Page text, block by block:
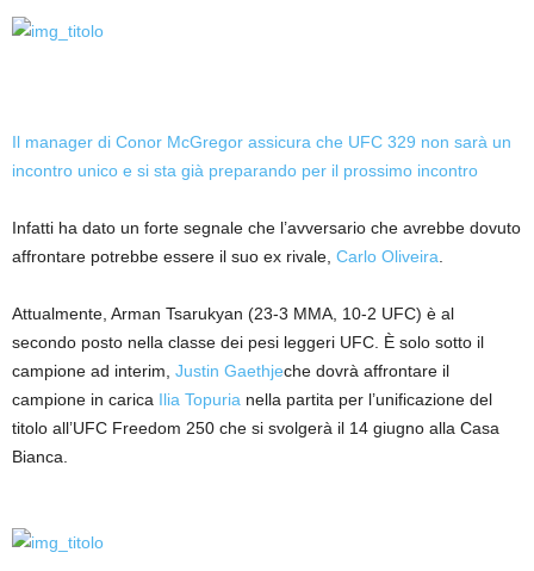
Il manager di Conor McGregor assicura che UFC 329 non sarà un
incontro unico e si sta già preparando per il prossimo incontro
Infatti ha dato un forte segnale che l’avversario che avrebbe dovuto
affrontare potrebbe essere il suo ex rivale, Carlo Oliveira
Attualmente, Arman Tsarukyan (23-3 MMA, 10-2 UFC) è al
secondo posto nella classe dei pesi leggeri UFC. È solo sotto il
campione ad interim, Justin Gaethjeche dovrà affrontare il
campione in carica Ilia Topuria nella partita per l’unificazione del
titolo all’UFC Freedom 250 che si svolgerà il 14 giugno alla Casa
Bianca.